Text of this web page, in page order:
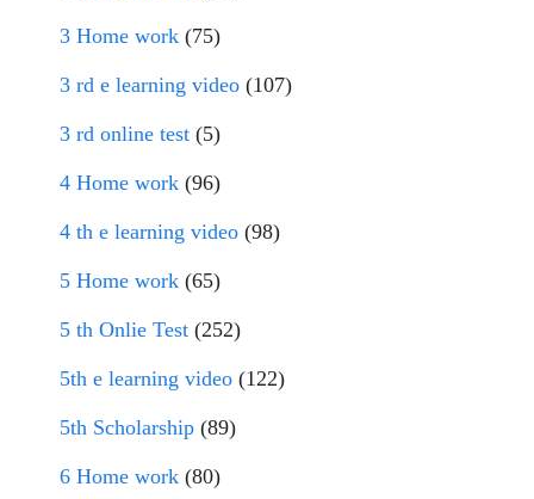
3 Home work (75)
3 rd e learning video (107)
3 rd online test (5)
4 Home work (96)
4 th e learning video (98)
5 Home work (65)
5 th Onlie Test (252)
5th e learning video (122)
5th Scholarship (89)
6 Home work (80)